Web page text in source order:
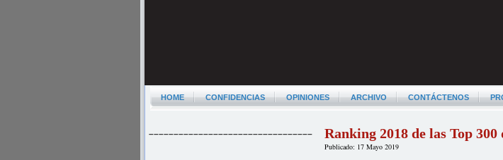
HOME CONFIDENCIAS OPINIONES ARCHIVO CONTÁCTENOS
––––––––––––––––––––––––––––––––– Ranking 2018 de las Top
Publicado: 17 Mayo 2019